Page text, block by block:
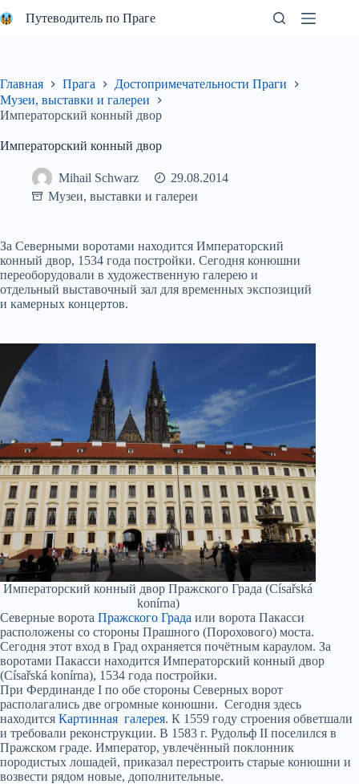
к
Путеводитель по Праге
Главная Прага
Достопримечательности Праги
Музеи, выставки и галереи
Императорский конный двор
Императорский конный двор
Mihail Schwarz
29.08.2014
Музеи, выставки и галереи
За Северными воротами находится Императорский
конный двор, 1534 года постройки. Сегодня конюшни
переоборудовали в художественную галерею и
отдельный выставочный зал для временных экспозиций
и камерных концертов.
Императорский конный двор Пражского Града (Císařská
konírna)
Северные ворота Пражского Града или ворота Пакасси
расположены со стороны Прашного (Порохового) моста.
Сегодня этот вход в Град охраняется почётным караулом. За
воротами Пакасси находится Императорский конный двор
(Císařská konírna), 1534 года постройки.
При Фердинанде I по обе стороны Северных ворот
располагались две огромные конюшни. Cегодня здесь
находится Картинная галерея. К 1559 году строения обветшали
и требовали реконструкции. В 1583 г. Рудольф II поселился в
Пражском граде. Император, увлечённый поклонник
породистых лошадей, приказал перестроить старые конюшни и
возвести рядом новые, дополнительные.